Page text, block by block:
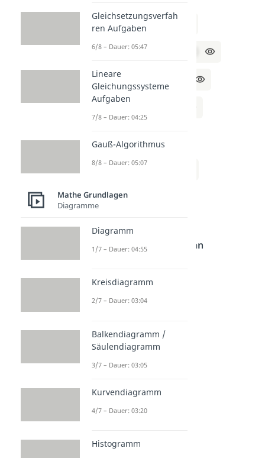
3x – 2y = 6 | -3x
⇔ -2y = 6 – 3x | *(-1)
⇔ 2y = -6 + 3x | ÷2
⇔ y = (3x – 6) / 2
c)
5x + y = 10 | -5x
⇔ y = 10 – 5x
Gib die Lösung des
Gleichungssystems
an
II:x = 4– y
II:y = 2 + x
II:z = 10 – 2x
Gleichsetzungsverfah
ren Aufgaben
6/8 – Dauer: 05:47
Lineare
Gleichungssysteme
Aufgaben
7/8 – Dauer: 04:25
Gauß-Algorithmus
8/8 – Dauer: 05:07
Mathe Grundlagen
Diagramme
Diagramm
1/7 – Dauer: 04:55
Kreisdiagramm
2/7 – Dauer: 03:04
Balkendiagramm /
Säulendiagramm
3/7 – Dauer: 03:05
Kurvendiagramm
4/7 – Dauer: 03:20
Histogramm